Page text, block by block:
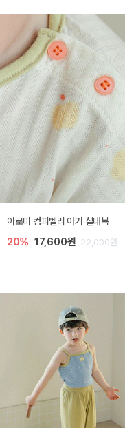
아로미 컴피벨리 아기 실내복
20% 17,600원 22,000원